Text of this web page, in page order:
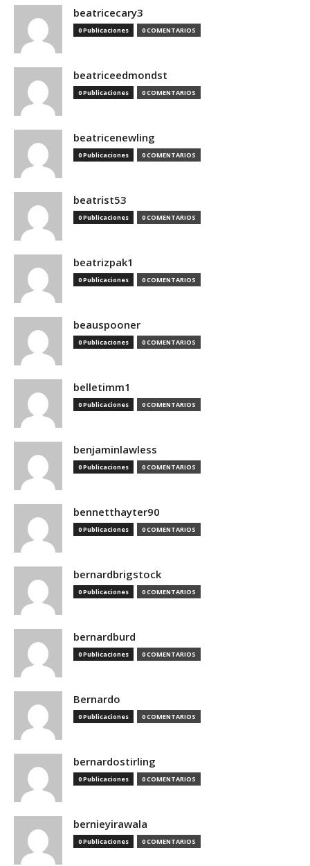
beatricecary3
0 Publicaciones 0 COMENTARIOS
beatriceedmondst
0 Publicaciones 0 COMENTARIOS
beatricenewling
0 Publicaciones 0 COMENTARIOS
beatrist53
0 Publicaciones 0 COMENTARIOS
beatrizpak1
0 Publicaciones 0 COMENTARIOS
beauspooner
0 Publicaciones 0 COMENTARIOS
belletimm1
0 Publicaciones 0 COMENTARIOS
benjaminlawless
0 Publicaciones 0 COMENTARIOS
bennetthayter90
0 Publicaciones 0 COMENTARIOS
bernardbrigstock
0 Publicaciones 0 COMENTARIOS
bernardburd
0 Publicaciones 0 COMENTARIOS
Bernardo
0 Publicaciones 0 COMENTARIOS
bernardostirling
0 Publicaciones 0 COMENTARIOS
bernieyirawala
0 Publicaciones 0 COMENTARIOS